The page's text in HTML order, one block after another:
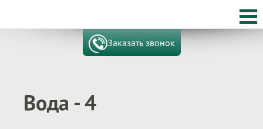
Заказать звонок
Вода - 4